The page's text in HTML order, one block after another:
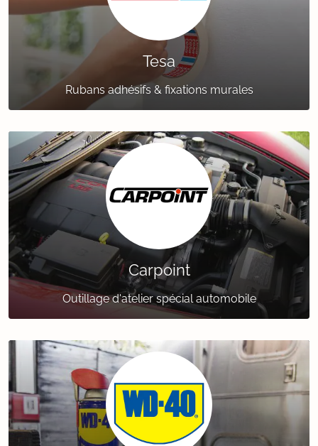
Tesa
Rubans adhésifs & fixations murales
Carpoint
Outillage d'atelier spécial automobile